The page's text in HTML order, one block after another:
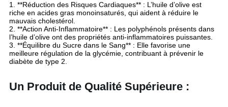
1. **Réduction des Risques Cardiaques** : L’huile d’olive est
riche en acides gras monoinsaturés, qui aident à réduire le
mauvais cholestérol.
2. **Action Anti-Inflammatoire** : Les polyphénols présents dans
l’huile d’olive ont des propriétés anti-inflammatoires puissantes.
3. **Équilibre du Sucre dans le Sang** : Elle favorise une
meilleure régulation de la glycémie, contribuant à prévenir le
diabète de type 2.
Un Produit de Qualité Supérieure :